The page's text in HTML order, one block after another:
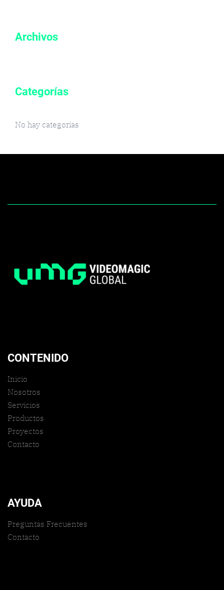
Archivos
Categorías
No hay categorías
CONTENIDO
Inicio
Nosotros
Servicios
Productos
Proyectos
Contacto
AYUDA
Preguntas Frecuentes
Contacto